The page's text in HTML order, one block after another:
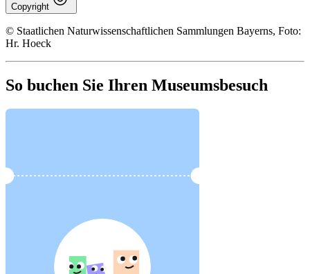
Copyright
© Staatlichen Naturwissenschaftlichen Sammlungen Bayerns, Foto:
Hr. Hoeck
So buchen Sie Ihren Museumsbesuch